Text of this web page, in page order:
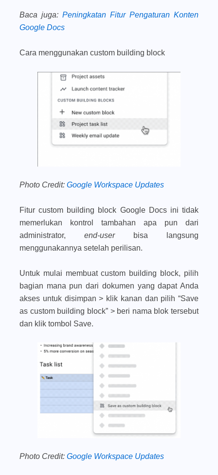
Baca juga: Peningkatan Fitur Pengaturan Konten
Google Docs
Cara menggunakan custom building block
Photo Credit: Google Workspace Updates
Fitur custom building block Google Docs ini tidak
memerlukan kontrol tambahan apa pun dari
administrator, end-user
bisa langsung
menggunakannya setelah perilisan.
Untuk mulai membuat custom building block, pilih
bagian mana pun dari dokumen yang dapat Anda
akses untuk disimpan > klik kanan dan pilih “Save
as custom building block” > beri nama blok tersebut
dan klik tombol Save.
Photo Credit: Google Workspace Updates